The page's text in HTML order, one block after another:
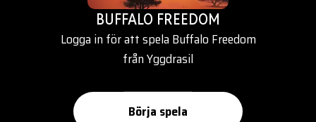
BUFFALO FREEDOM
Logga in för att spela Buffalo Freedom
från Yggdrasil
Börja spela